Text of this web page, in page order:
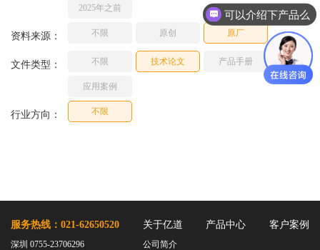
2025年之前
资料来源： 不限 原创 原厂
文件类型： 不限 技术论文 产品手册
应用案例
行业方向： 不限
服务热线：021-62650520
深圳 0755-23706296
关于亿道
公司简介
产品中心 客户案例
可以介绍下产品么